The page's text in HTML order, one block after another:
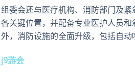
组委会还与医疗机构、消防部门及
各关键位置，并配备专业医护人员
外，消防设施的全面升级，包括自动
j9游会